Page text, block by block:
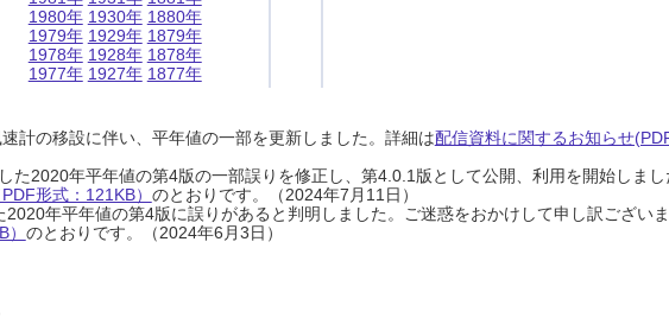
1980年
1979年
1978年
1977年
1930年
1929年
1928年
1927年
1880年
1879年
1878年
1877年
計の移設に伴い、平年値の一部を更新しました。詳細は配信資料に関するお知らせ
た2020年平年値の第4版の一部誤りを修正し、第4.0.1版として公開、利用を開始しま
形式：121KB） のとおりです。（2024年7月11日）
年平年値の第4版に誤りがあると判明しました。ご迷惑をおかけして申し訳ござい
のとおりです。（2024年6月3日）